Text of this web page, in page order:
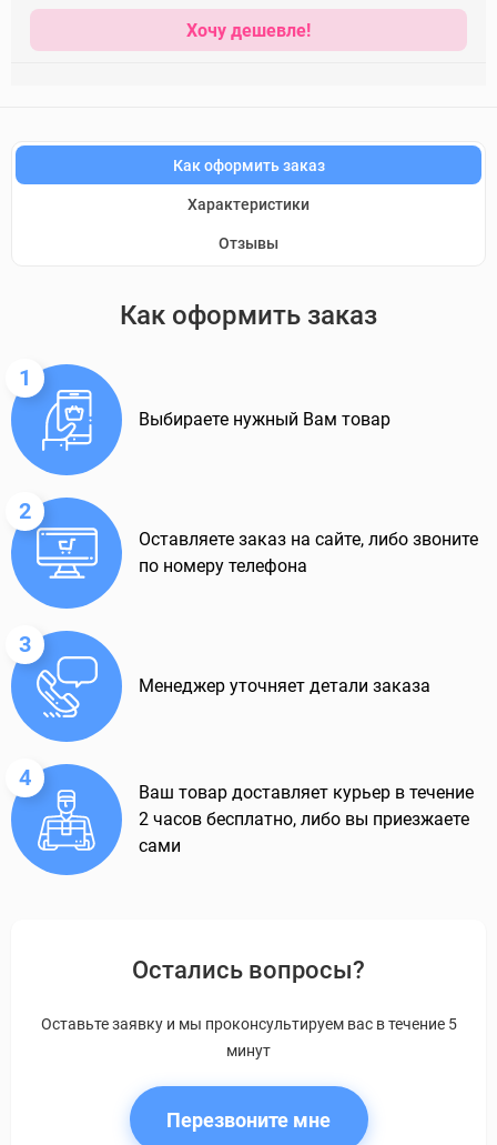
Хочу дешевле!
Как оформить заказ
Характеристики
Отзывы
Как оформить заказ
1
Выбираете нужный Вам товар
2
Оставляете заказ на сайте, либо звоните
по номеру телефона
3
Менеджер уточняет детали заказа
4
Ваш товар доставляет курьер в течение
2 часов бесплатно, либо вы приезжаете
сами
Остались вопросы?
Оставьте заявку и мы проконсультируем вас в течение 5
минут
Перезвоните мне